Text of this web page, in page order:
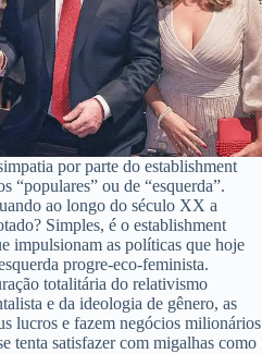
por parte do establishment
“populares” ou de “esquerda”.
ao longo do século XX a
Simples, é o establishment
impulsionam as políticas que hoje
progre-eco-feminista.
totalitária do relativismo
e da ideologia de gênero, as
lucros e fazem negócios milionários
tenta satisfazer com migalhas como